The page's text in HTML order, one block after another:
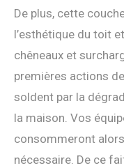
De plus, cette
l’esthétique du toit
chêneaux et
premières actions
soldent par la
la maison. Vos
consommeront
nécessaire. De ce